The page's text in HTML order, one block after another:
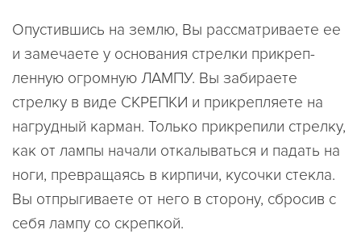
Опустившись на землю, Вы рассматриваете ее
и замечаете у основания стрелки прикреп-
ленную огромную ЛАМПУ. Вы забираете
стрелку в виде СКРЕПКИ и прикрепляете на
нагрудный карман. Только прикрепили стрелку,
как от лампы начали откалываться и падать на
ноги, превращаясь в кирпичи, кусочки стекла.
Вы отпрыгиваете от него в сторону, сбросив с
себя лампу со скрепкой.